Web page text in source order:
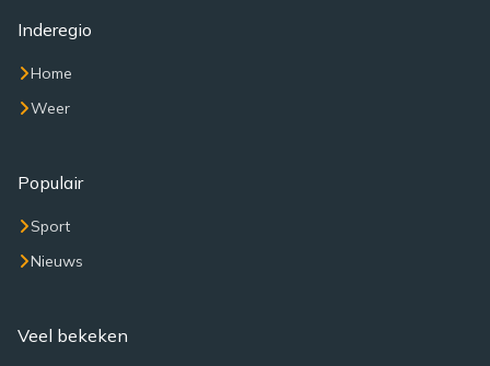
Inderegio
Home
Weer
Populair
Sport
Nieuws
Veel bekeken